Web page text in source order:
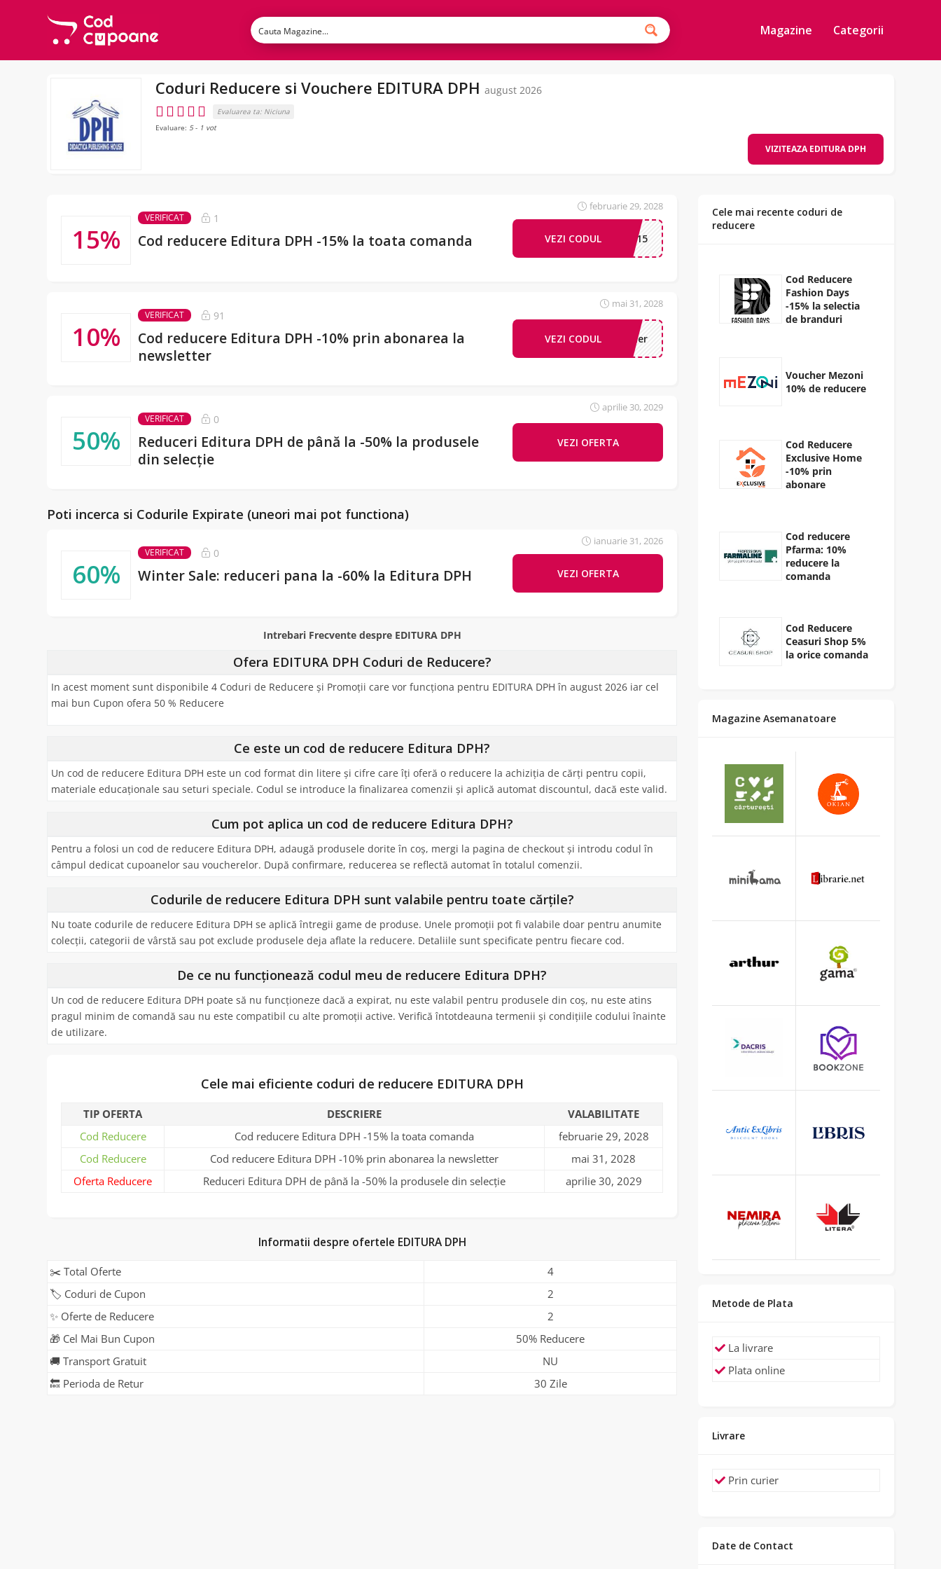
Magazine Categorii
Coduri Reducere si Vouchere EDITURA DPH august 2026
Evaluarea ta: Niciuna
Evaluare: 5- 1 vot
VIZITEAZA EDITURA DPH
15%
VERIFICAT 1
Cod reducere Editura DPH -15% la toata comanda
februarie 29, 2028
VEZI CODULUPONERO15
10%
VERIFICAT 91
Cod reducere Editura DPH -10% prin abonarea la
newsletter
mai 31, 2028
VEZI CODUL ewsletter
50%
VERIFICAT 0
Reduceri Editura DPH de până la -50% la produsele
din selecție
aprilie 30, 2029
VEZI OFERTA
Poti incerca si Codurile Expirate (uneori mai pot functiona)
60%
VERIFICAT 0
Winter Sale: reduceri pana la -60% la Editura DPH
ianuarie 31, 2026
VEZI OFERTA
Intrebari Frecvente despre EDITURA DPH
Ofera EDITURA DPH Coduri de Reducere?
In acest moment sunt disponibile 4 Coduri de Reducere și Promoții care vor funcționa pentru EDITURA DPH în august 2026 iar cel
mai bun Cupon ofera 50 % Reducere
Ce este un cod de reducere Editura DPH?
Un cod de reducere Editura DPH este un cod format din litere și cifre care îți oferă o reducere la achiziția de cărți pentru copii,
materiale educaționale sau seturi speciale. Codul se introduce la finalizarea comenzii și aplică automat discountul, dacă este valid.
Cum pot aplica un cod de reducere Editura DPH?
Pentru a folosi un cod de reducere Editura DPH, adaugă produsele dorite în coș, mergi la pagina de checkout și introdu codul în
câmpul dedicat cupoanelor sau voucherelor. După confirmare, reducerea se reflectă automat în totalul comenzii.
Codurile de reducere Editura DPH sunt valabile pentru toate cărțile?
Nu toate codurile de reducere Editura DPH se aplică întregii game de produse. Unele promoții pot fi valabile doar pentru anumite
colecții, categorii de vârstă sau pot exclude produsele deja aflate la reducere. Detaliile sunt specificate pentru fiecare cod.
De ce nu funcționează codul meu de reducere Editura DPH?
Un cod de reducere Editura DPH poate să nu funcționeze dacă a expirat, nu este valabil pentru produsele din coș, nu este atins
pragul minim de comandă sau nu este compatibil cu alte promoții active. Verifică întotdeauna termenii și condițiile codului înainte
de utilizare.
Cele mai eficiente coduri de reducere EDITURA DPH
TIP OFERTA DESCRIERE
VALABILITATE
Cod Reducere
Cod reducere Editura DPH -15% la toata comanda
februarie 29, 2028
Cod Reducere
Cod reducere Editura DPH -10% prin abonarea la newsletter
mai 31, 2028
Oferta Reducere
Reduceri Editura DPH de până la -50% la produsele din selecție aprilie 30, 2029
Informatii despre ofertele EDITURA DPH
✂️ Total Oferte
4
🏷️ Coduri de Cupon
2
✨ Oferte de Reducere
2
🎁 Cel Mai Bun Cupon
50% Reducere
🚚 Transport Gratuit
NU
🔙 Perioda de Retur
30 Zile
Cele mai recente coduri de
reducere
Cod Reducere
Fashion Days
-15% la selectia
de branduri
Voucher Mezoni
10% de reducere
Cod Reducere
Exclusive Home
-10% prin
abonare
Cod reducere
Pfarma: 10%
reducere la
comanda
Cod Reducere
Ceasuri Shop 5%
la orice comanda
Magazine Asemanatoare
Metode de Plata
La livrare
Plata online
Livrare
Prin curier
Date de Contact